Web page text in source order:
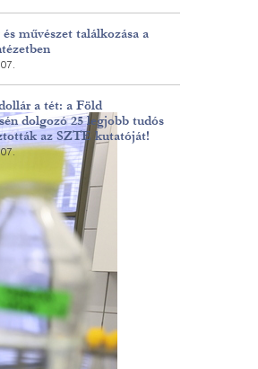
művészet találkozása a
a tét: a Föld
dolgozó 25 legjobb tudós
az SZTE kutatóját!